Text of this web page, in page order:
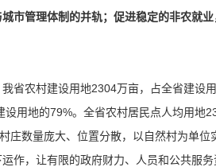
市管理体制的并轨；促进稳定的非农就
省农村建设用地2304万亩，占全省建设
用地的79%。全省农村居民点人均用地
庄数量庞大、位置分散，以自然村为单位
作，让有限的政府财力、人员和公共服